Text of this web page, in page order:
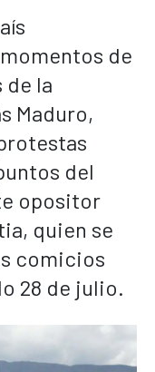
de
de la
Maduro,
del
opositor
quien se
comicios
28 de julio.